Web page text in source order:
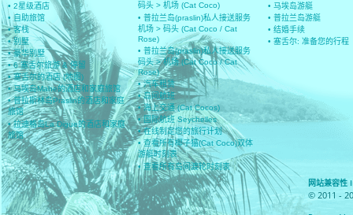
• 2星级酒店
• 自助旅馆
• 客栈
• 别墅
• 豪华别墅
• 6 塞舌尔旅游 & 停留
• 塞舌尔的酒店 (地图)
• 马埃岛Mahe的酒店和家庭旅馆
• 普拉斯林岛Praslin的酒店和家庭
旅馆
• 拉迪格岛La Digue的酒店和家庭
旅馆
码头 > 机场 (Cat Coco)
• 普拉兰岛(praslin)私人接送服务
机场 > 码头 (Cat Coco / Cat
Rose)
• 普拉兰岛(praslin)私人接送服务
码头 > 机场 (Cat Coco / Cat
Rose)
• 汽车租赁
• 岛间航班
• 海上交通 (Cat Cocos)
• 国际航班 Seychelles
• 在线制定您的旅行计划
• 查看所有椰子猫(Cat Coco)双体
游艇时刻表
• 查看所有岛间渡轮时刻表
• 马埃岛游艇
• 普拉兰岛游艇
• 结婚手续
• 塞舌尔: 准备您的行程
网站兼容
© 2011 -